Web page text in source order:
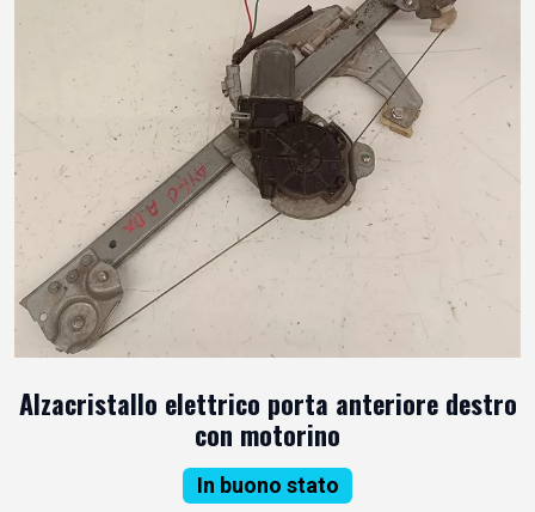
Alzacristallo elettrico porta anteriore destro
con motorino
In buono stato